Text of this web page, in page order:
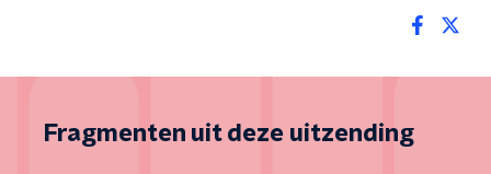
Fragmenten uit deze uitzending